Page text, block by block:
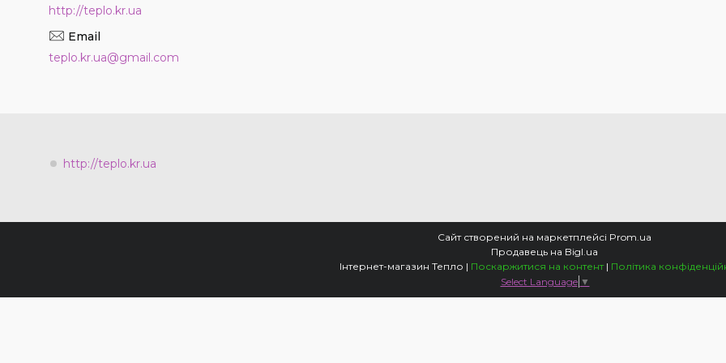
http://teplo.kr.ua
teplo.kr.ua@gmail.com
http://teplo.kr.ua
Сайт створений на маркетплейсі Prom.ua
Продавець на Bigl.ua
Інтернет-магазин Тепло | Поскаржитися на контент | Політика
Select Language ▼